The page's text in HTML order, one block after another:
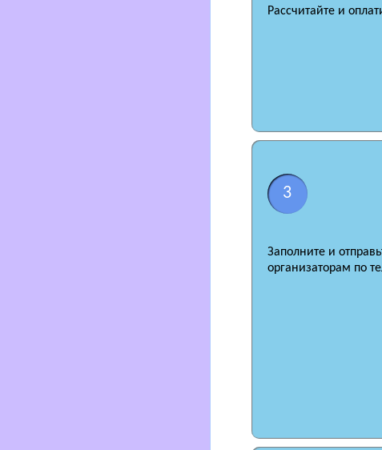
Рассчитайте и
3
Заполните и
организаторам по